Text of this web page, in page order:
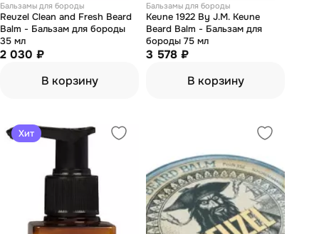
Бальзамы для бороды
Reuzel Clean and Fresh Beard
Balm - Бальзам для бороды
35 мл
2 030 ₽
В корзину
Бальзамы для бороды
Keune 1922 By J.M. Keune
Beard Balm - Бальзам для
бороды 75 мл
3 578 ₽
В корзину
Хит